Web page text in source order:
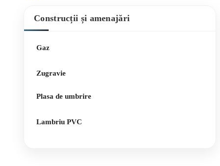
Construcții și amenajări
Gaz
Zugravie
Plasa de umbrire
Lambriu PVC